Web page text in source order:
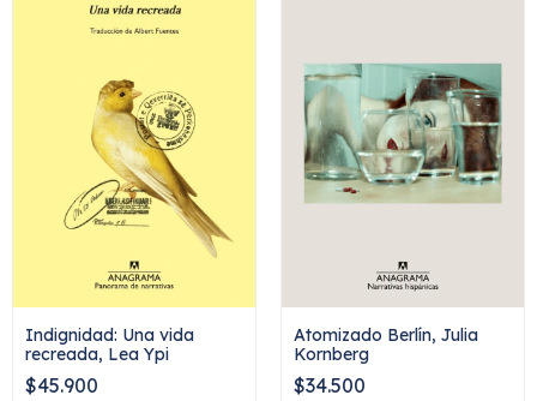
Indignidad: Una vida
recreada, Lea Ypi
$45.900
Atomizado Berlín, Julia
Kornberg
$34.500